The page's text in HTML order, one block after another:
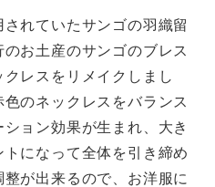
れていたサンゴの羽織留
お土産のサンゴのブレス
レスをリメイクしまし
のネックレスをバランス
ョン効果が生まれ、大き
になって全体を引き締め
が出来るので、お洋服に